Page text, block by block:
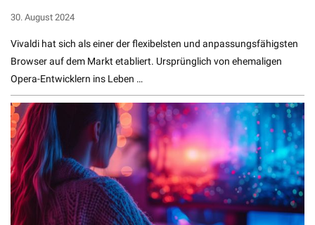
30. August 2024
Vivaldi hat sich als einer der flexibelsten und anpassungsfähigsten
Browser auf dem Markt etabliert. Ursprünglich von ehemaligen
Opera-Entwicklern ins Leben …